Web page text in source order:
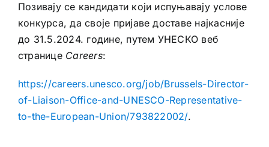
Позивају се кандидати који испуњавају услове
конкурса, да своје пријаве доставе најкасније
до 31.5.2024. године, путем УНЕСКО веб
странице Careers:
https://careers.unesco.org/job/Brussels-Director-
of-Liaison-Office-and-UNESCO-Representative-
to-the-European-Union/793822002/.